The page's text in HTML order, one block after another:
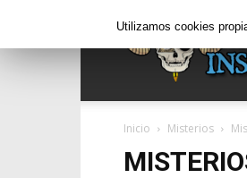
Insólito
Inicio Misterios
Utilizamos cookies